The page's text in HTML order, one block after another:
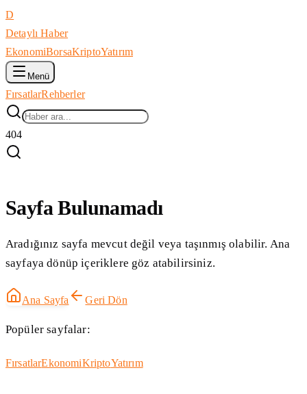
D
Detaylı Haber
EkonomiBorsaKriptoYatırım
Menü
FırsatlarRehberler
404
Sayfa Bulunamadı
Aradığınız sayfa mevcut değil veya taşınmış olabilir. Ana
sayfaya dönüp içeriklere göz atabilirsiniz.
Ana Sayfa Geri Dön
Popüler sayfalar:
FırsatlarEkonomiKriptoYatırım